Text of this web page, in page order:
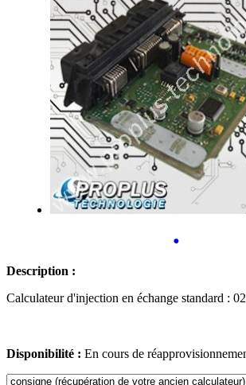
•
Description :
Calculateur d'injection en échange standard :
Disponibilité : En cours de